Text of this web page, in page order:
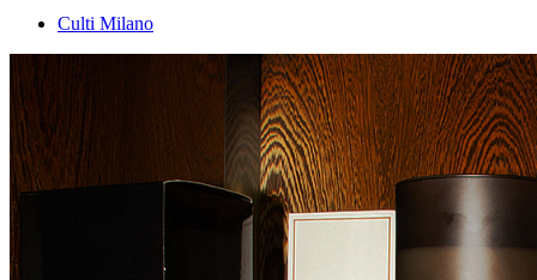
Culti Milano